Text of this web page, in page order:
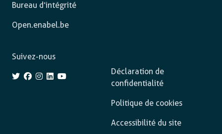
Bureau d’intégrité
Open.enabel.be
Déclaration de
confidentialité
Politique de cookies
Accessibilité du site
Suivez-nous